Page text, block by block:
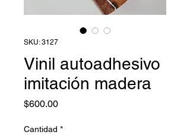
SKU: 3127
Vinil autoadhesivo
imitación madera
$600.00Precio
Cantidad *